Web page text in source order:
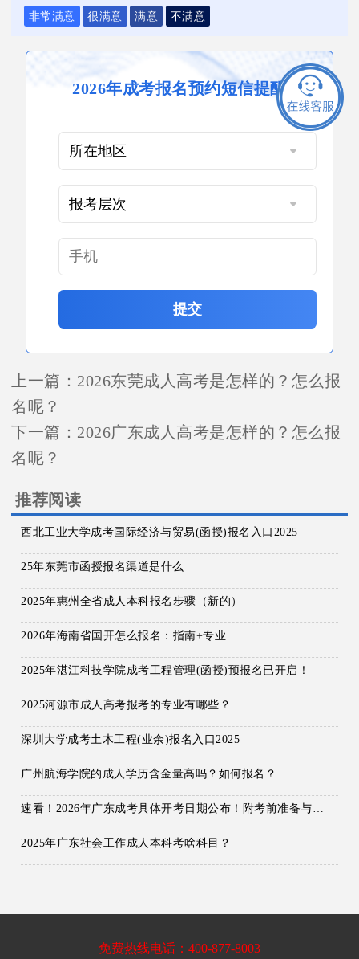
非常满意 很满意 满意 不满意
2026年成考报名预约短信提醒
提交
上一篇： 2026东莞成人高考是怎样的？怎么报
名呢？
下一篇： 2026广东成人高考是怎样的？怎么报
名呢？
推荐阅读
西北工业大学成考国际经济与贸易(函授)报名入口2025
25年东莞市函授报名渠道是什么
2025年惠州全省成人本科报名步骤（新的）
2026年海南省国开怎么报名：指南+专业
2025年湛江科技学院成考工程管理(函授)预报名已开启！
2025河源市成人高考报考的专业有哪些？
深圳大学成考土木工程(业余)报名入口2025
广州航海学院的成人学历含金量高吗？如何报名？
2025年广东社会工作成人本科考啥科目？
免费热线电话：400-877-8003